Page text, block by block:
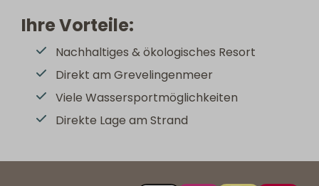
Ihre Vorteile:
Nachhaltiges & ökologisches Resort
Direkt am Grevelingenmeer
Viele Wassersportmöglichkeiten
Direkte Lage am Strand